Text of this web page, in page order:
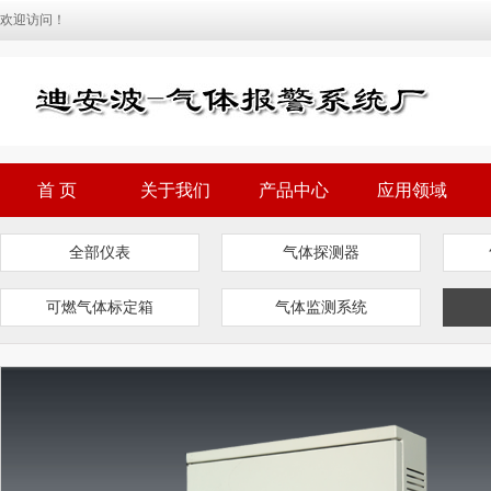
欢迎访问！
首 页 关于我们 产品中心 应用领域
全部仪表 气体探测器
可燃气体标定箱 气体监测系统